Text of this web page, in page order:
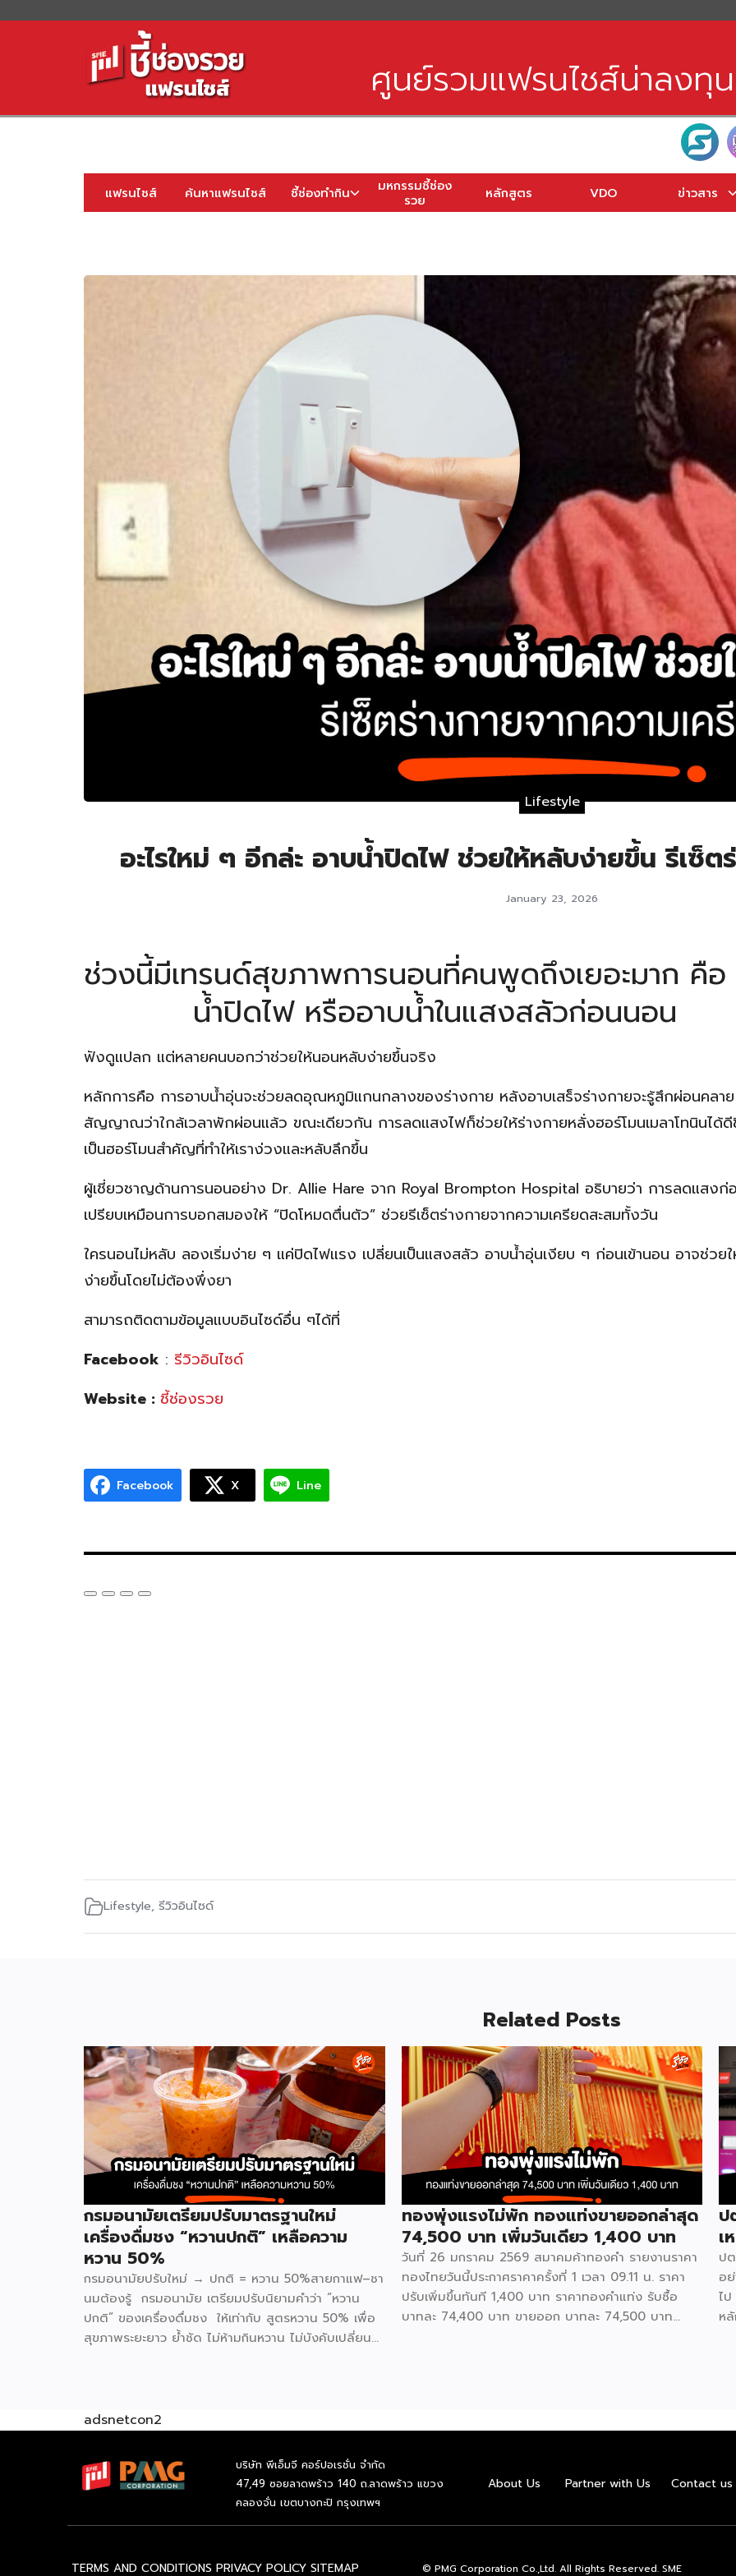
ศูนย์รวมแฟรนไชส์น่าลงทุน
แฟรนไชส์ ค้นหาแฟรนไชส์ ชี้ช่องทำกิน
มหกรรมชี้ช่อง
รวย
หลักสูตร VDO ข่าวสาร
Lifestyle
อะไรใหม่ ๆ อีกล่ะ อาบน้ำปิดไฟ ช่วยให้หลับง่ายขึ้น รีเซ็ต
January 23, 2026
ช่วงนี้มีเทรนด์สุขภาพการนอนที่คนพูดถึงเยอะมาก คือ
น้ำปิดไฟ หรืออาบน้ำในแสงสลัวก่อนนอน
ฟังดูแปลก แต่หลายคนบอกว่าช่วยให้นอนหลับง่ายขึ้นจริง
หลักการคือ การอาบน้ำอุ่นจะช่วยลดอุณหภูมิแกนกลางของร่างกาย หลังอาบเสร็จร่างกายจะรู้สึกผ่อนคลา
สัญญาณว่าใกล้เวลาพักผ่อนแล้ว ขณะเดียวกัน การลดแสงไฟก็ช่วยให้ร่างกายหลั่งฮอร์โมนเมลาโทนินได้
เป็นฮอร์โมนสำคัญที่ทำให้เราง่วงและหลับลึกขึ้น
ผู้เชี่ยวชาญด้านการนอนอย่าง Dr. Allie Hare จาก Royal Brompton Hospital อธิบายว่า การลดแสงก่
เปรียบเหมือนการบอกสมองให้ “ปิดโหมดตื่นตัว” ช่วยรีเซ็ตร่างกายจากความเครียดสะสมทั้งวัน
ใครนอนไม่หลับ ลองเริ่มง่าย ๆ แค่ปิดไฟแรง เปลี่ยนเป็นแสงสลัว อาบน้ำอุ่นเงียบ ๆ ก่อนเข้านอน อาจช่วย
ง่ายขึ้นโดยไม่ต้องพึ่งยา
สามารถติดตามข้อมูลแบบอินไซด์อื่น ๆได้ที่
Facebook : รีวิวอินไซด์
Website : ชี้ช่องรวย
Facebook X Line
Lifestyle, รีวิวอินไซด์
Related Posts
กรมอนามัยเตรียมปรับมาตรฐานใหม่
เครื่องดื่มชง “หวานปกติ” เหลือความ
หวาน 50%
กรมอนามัยปรับใหม่ → ปกติ = หวาน 50%สายกาแฟ–ชา
นมต้องรู้ กรมอนามัย เตรียมปรับนิยามคำว่า “หวาน
ปกติ” ของเครื่องดื่มชง ให้เท่ากับ สูตรหวาน 50% เพื่อ
สุขภาพระยะยาว ย้ำชัด ไม่ห้ามกินหวาน ไม่บังคับเปลี่ยน
รายละเอียดเพิ่มเติมในการเปิดตัวอย่างเป็นทางการวันที่ 11
กุมภาพันธ์นี้ แบรนด์ที่เข้าร่วม Inthanin / Cafe
Amazon / All Cafe / Bellinee’s / Black Canyon
สามารถติดตามข้อมูลแบบอินไซด์อื่น ๆได้ที่
Facebook : รีวิวอินไซด์ Website : ชี้ช่องรวย
ทองพุ่งแรงไม่พัก ทองแท่งขายออกล่าสุด
74,500 บาท เพิ่มวันเดียว 1,400 บาท
วันที่ 26 มกราคม 2569 สมาคมค้าทองคำ รายงานราคา
ทองไทยวันนี้ประกาศราคาครั้งที่ 1 เวลา 09.11 น. ราคา
ปรับเพิ่มขึ้นทันที 1,400 บาท ราคาทองคำแท่ง รับซื้อ
บาทละ 74,400 บาท ขายออก บาทละ 74,500 บาท
ป
เ
ป
อ
ไ
ห
ท
adsnetcon2
บริษัท พีเอ็มจี คอร์ปอเรชั่น จำกัด
47,49 ซอยลาดพร้าว 140 ถ.ลาดพร้าว แขวง
คลองจั่น เขตบางกะปิ กรุงเทพฯ
About Us Partner with Us Contact us
TERMS AND CONDITIONS PRIVACY POLICY SITEMAP © PMG Corporation Co.,Ltd. All Rights Reserved. SME